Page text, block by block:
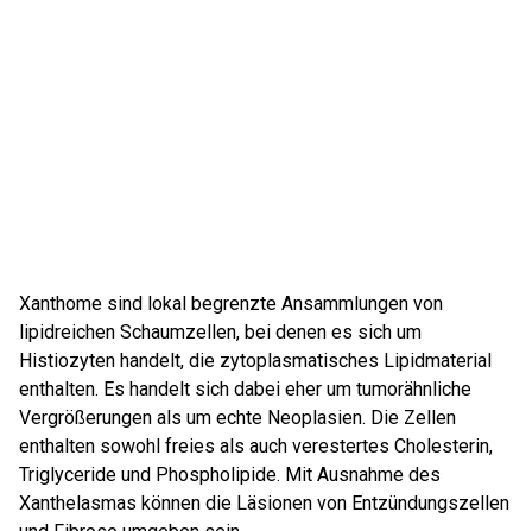
Xanthome sind lokal begrenzte Ansammlungen von
lipidreichen Schaumzellen, bei denen es sich um
Histiozyten handelt, die zytoplasmatisches Lipidmaterial
enthalten. Es handelt sich dabei eher um tumorähnliche
Vergrößerungen als um echte Neoplasien. Die Zellen
enthalten sowohl freies als auch verestertes Cholesterin,
Triglyceride und Phospholipide. Mit Ausnahme des
Xanthelasmas können die Läsionen von Entzündungszellen